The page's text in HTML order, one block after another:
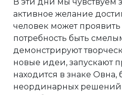
активное желание
человек может проявить
потребность быть
демонстрируют
новые идеи, запускают
находится в знаке
неординарных решений